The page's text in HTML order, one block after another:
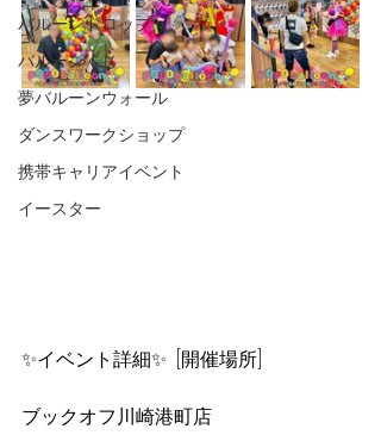
バルーンドロップ
バルーンくじ
夢バルーンウォール
ダンスワークショップ
携帯キャリアイベント
イースター
✨イベント詳細✨  [開催場所]
ブックオフ川崎港町店